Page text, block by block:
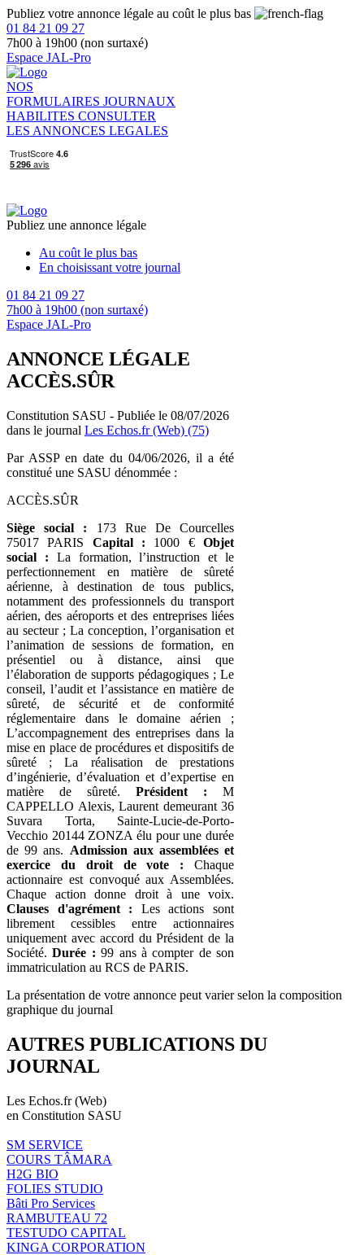
Publiez votre annonce légale au coût le plus bas
01 84 21 09 27
7h00 à 19h00 (non surtaxé)
Espace JAL-Pro
NOS
FORMULAIRES JOURNAUX
HABILITES CONSULTER
LES ANNONCES LEGALES
Publiez une annonce légale
Au coût le plus bas
En choisissant votre journal
01 84 21 09 27
7h00 à 19h00 (non surtaxé)
Espace JAL-Pro
ANNONCE LÉGALE
ACCÈS.SÛR
Constitution SASU - Publiée le 08/07/2026
dans le journal Les Echos.fr (Web) (75)
Par ASSP en date du 04/06/2026, il a été
constitué une SASU dénommée :
ACCÈS.SÛR
Siège social : 173 Rue De Courcelles
75017 PARIS Capital : 1000 €Objet
social : La formation, l’instruction et le
perfectionnement en matière de sûreté
aérienne, à destination de tous publics,
notamment des professionnels du transport
aérien, des aéroports et des entreprises liées
au secteur ; La conception, l’organisation et
l’animation de sessions de formation, en
présentiel ou à distance, ainsi que
l’élaboration de supports pédagogiques ; Le
conseil, l’audit et l’assistance en matière de
sûreté, de sécurité et de conformité
réglementaire dans le domaine aérien ;
L’accompagnement des entreprises dans la
mise en place de procédures et dispositifs de
sûreté ; La réalisation de prestations
d’ingénierie, d’évaluation et d’expertise en
matière de sûreté. Président : M
CAPPELLO Alexis, Laurent demeurant 36
Suvara Torta, Sainte-Lucie-de-Porto-
Vecchio 20144 ZONZA élu pour une durée
de 99 ans. Admission aux assemblées et
exercice du droit de vote : Chaque
actionnaire est convoqué aux Assemblées.
Chaque action donne droit à une voix.
Clauses d'agrément : Les actions sont
librement cessibles entre actionnaires
uniquement avec accord du Président de la
Société.Durée : 99 ans à compter de son
immatriculation au RCS de PARIS.
La présentation de votre annonce peut varier selon la composition
graphique du journal
AUTRES PUBLICATIONS DU
JOURNAL
Les Echos.fr (Web)
en Constitution SASU
SM SERVICE
COURS TÂMARA
H2G BIO
FOLIES STUDIO
Bâti Pro Services
RAMBUTEAU 72
TESTUDO CAPITAL
KINGA CORPORATION